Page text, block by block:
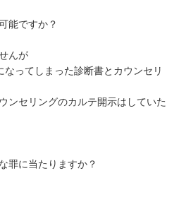
能ですか？
んが
ってしまった診断書とカウンセリ
ンセリングのカルテ開示はしていた
罪に当たりますか？